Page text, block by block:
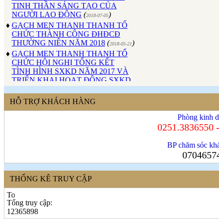
NGƯỜI LAO ĐỘNG (2018-07-05)
GẠCH MEN THANH THANH TỔ
CHỨC THÀNH CÔNG ĐHĐCĐ
THƯỜNG NIÊN NĂM 2018 (2018-05-21
GẠCH MEN THANH THANH TỔ
CHỨC HỘI NGHỊ TỔNG KẾT
TÌNH HÌNH SXKD NĂM 2017 VÀ
TRIỂN KHAI HOẠT ĐỘNG SXKD
NĂM 2018 (2018-01-17)
MEN THANH THANH TỔ CHỨC
THÀNH CÔNG ĐẠI HỘI NHIỆM
♦ GẠCH MEN THANH THANH TỔ
CHỨC THÀNH CÔNG HỘI NGHỊ
ĐẠI BIỂU NGƯỜI LAO ĐỘNG
♦ Sử dụng vật liệu thân thiện với môi
trường và an toàn cho người sử
HỖ TRỢ KHÁCH HÀNG
Phòng kinh
0251.3836550
BP chăm sóc
THỐNG KÊ TRUY CẬP
Tổng truy cập:
12365898